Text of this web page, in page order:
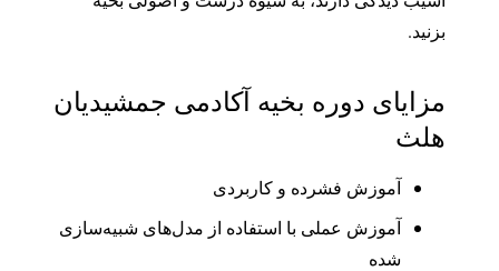
بزنید.
مزایای دوره بخیه آکادمی جمشیدیان
هلث
آموزش فشرده و کاربردی
آموزش عملی با استفاده از مدل‌های شبیه‌سازی
شده